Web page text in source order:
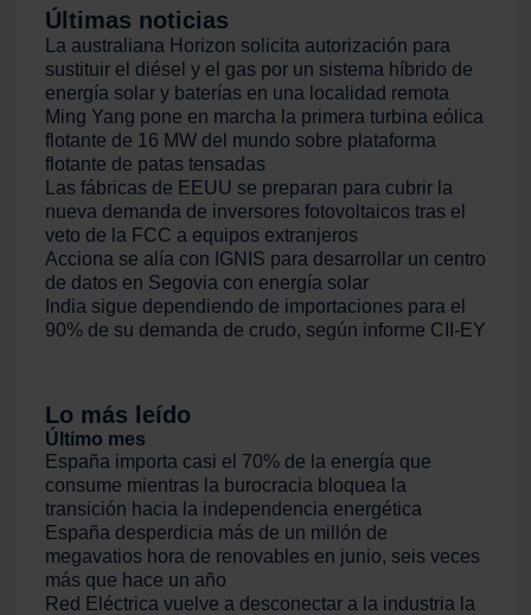
Últimas noticias
La australiana Horizon solicita autorización para
sustituir el diésel y el gas por un sistema híbrido de
energía solar y baterías en una localidad remota
Ming Yang pone en marcha la primera turbina eólica
flotante de 16 MW del mundo sobre plataforma
flotante de patas tensadas
Las fábricas de EEUU se preparan para cubrir la
nueva demanda de inversores fotovoltaicos tras el
veto de la FCC a equipos extranjeros
Acciona se alía con IGNIS para desarrollar un centro
de datos en Segovia con energía solar
India sigue dependiendo de importaciones para el
90% de su demanda de crudo, según informe CII-EY
Lo más leído
Último mes
España importa casi el 70% de la energía que
consume mientras la burocracia bloquea la
transición hacia la independencia energética
España desperdicia más de un millón de
megavatios hora de renovables en junio, seis veces
más que hace un año
Red Eléctrica vuelve a desconectar a la industria la